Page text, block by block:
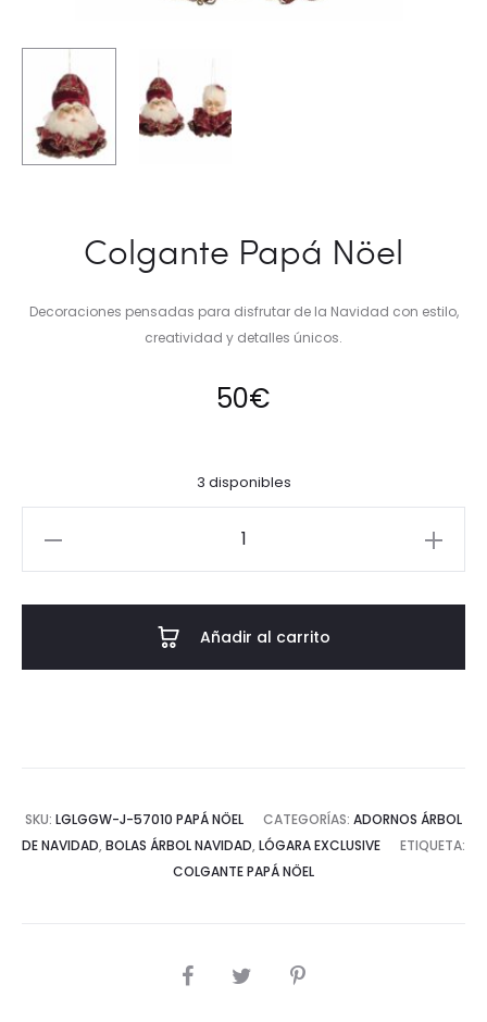
Colgante Papá Nöel
Decoraciones pensadas para disfrutar de la Navidad con estilo,
creatividad y detalles únicos.
50€
3 disponibles
Añadir al carrito
SKU: LGLGGW-J-57010 PAPÁ NÖEL CATEGORÍAS: ADORNOS ÁRBOL
DE NAVIDAD, BOLAS ÁRBOL NAVIDAD, LÓGARA EXCLUSIVE
ETIQUETA:
COLGANTE PAPÁ NÖEL
COMPARTIR